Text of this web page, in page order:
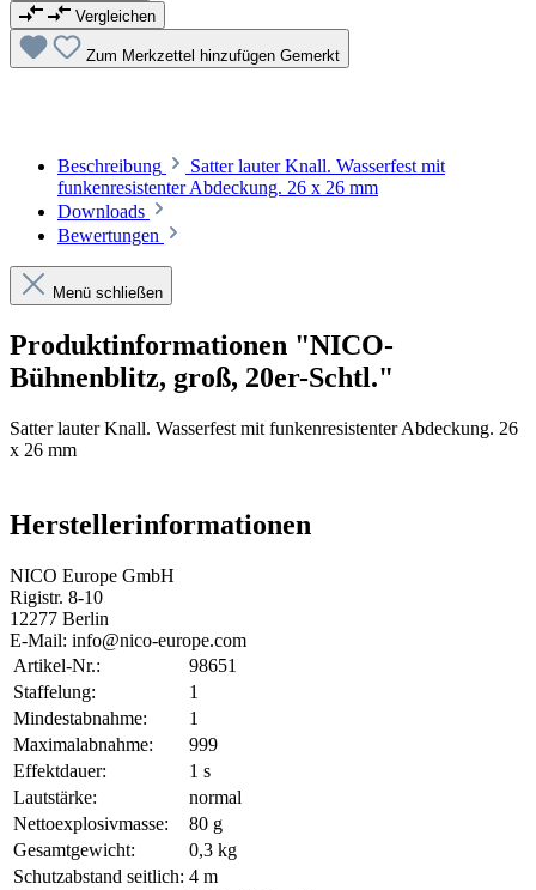
Vergleichen
Zum Merkzettel hinzufügen Gemerkt
Beschreibung
Satter lauter Knall. Wasserfest mit
funkenresistenter Abdeckung. 26 x 26 mm
Downloads
Bewertungen
Menü schließen
Produktinformationen "NICO-
Bühnenblitz, groß, 20er-Schtl."
Satter lauter Knall. Wasserfest mit funkenresistenter Abdeckung. 26
x 26 mm
Herstellerinformationen
NICO Europe GmbH
Rigistr. 8-10
12277 Berlin
E-Mail: info@nico-europe.com
Artikel-Nr.:
98651
Staffelung:
1
Mindestabnahme:
1
Maximalabnahme:
999
Effektdauer:
1 s
Lautstärke:
normal
Nettoexplosivmasse:
80 g
Gesamtgewicht:
0,3 kg
Schutzabstand seitlich: 4 m